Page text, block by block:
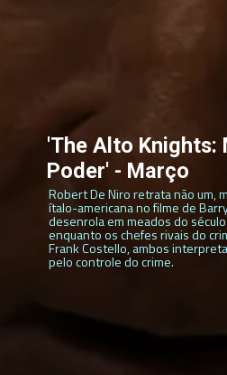
Robert De Niro retrata não um,
ítalo-americana no filme de
desenrola em meados do século
enquanto os chefes rivais do
Frank Costello, ambos
pelo controle do crime.
'The Alto Knights:
Poder' - Março